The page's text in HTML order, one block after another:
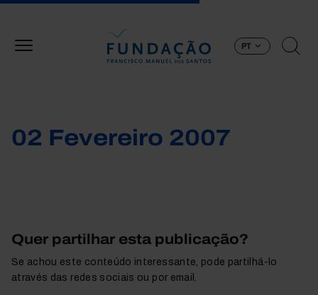
PT
02 Fevereiro 2007
Quer partilhar esta publicação?
Se achou este conteúdo interessante, pode partilhá-lo
através das redes sociais ou por email.